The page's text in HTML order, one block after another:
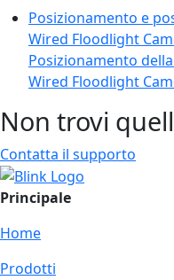
Posizionamento e
Wired Floodlight
Posizionamento
Wired Floodlight
Non trovi
Contatta il supporto
Principale
Home
Prodotti